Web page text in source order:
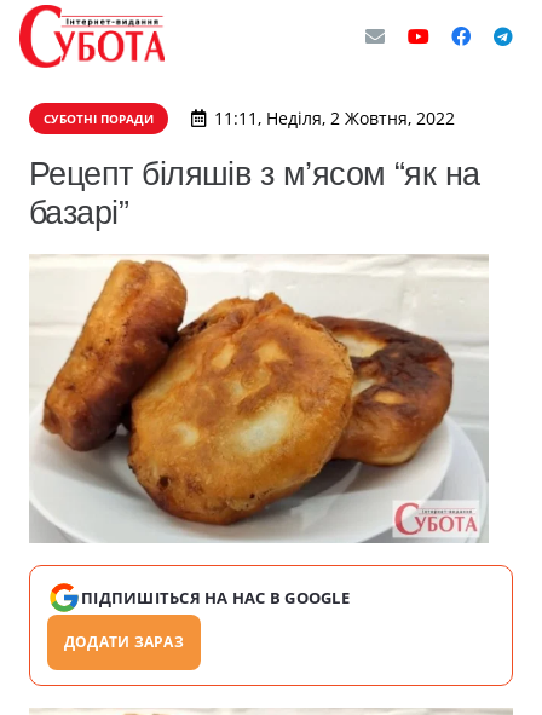
СУБОТНІ ПОРАДИ 11:11, Неділя, 2 Жовтня, 2022
Рецепт біляшів з м’ясом “як на
базарі”
ПІДПИШІТЬСЯ НА НАС В GOOGLE
ДОДАТИ ЗАРАЗ